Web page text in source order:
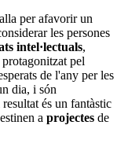
per afavorir un
les persones
intel·lectuals,
protagonitzat pel
de l'any per les
dia, i són
és un fantàstic
a projectes de